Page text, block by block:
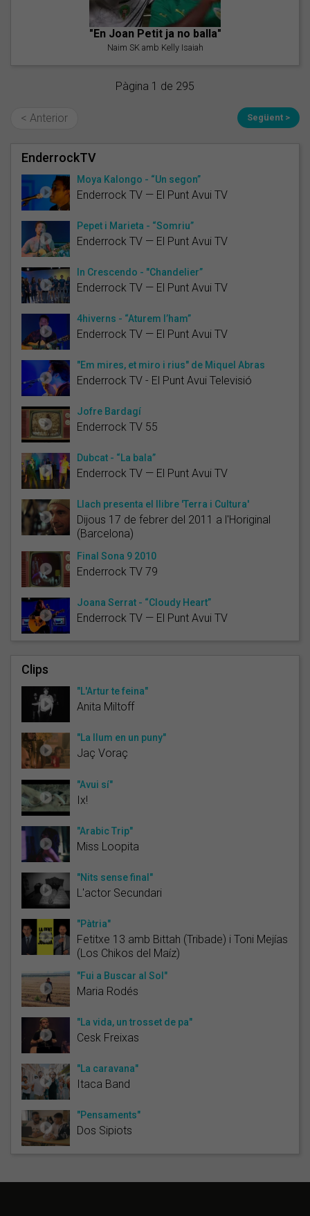
"En Joan Petit ja no balla"
Naim SK amb Kelly Isaiah
Pàgina 1 de 295
< Anterior Següent >
EnderrockTV
Moya Kalongo - “Un segon”
Enderrock TV — El Punt Avui TV
Pepet i Marieta - “Somriu”
Enderrock TV — El Punt Avui TV
In Crescendo - "Chandelier”
Enderrock TV — El Punt Avui TV
4hiverns - “Aturem l’ham”
Enderrock TV — El Punt Avui TV
"Em mires, et miro i rius" de Miquel Abras
Enderrock TV - El Punt Avui Televisió
Jofre Bardagí
Enderrock TV 55
Dubcat - “La bala”
Enderrock TV — El Punt Avui TV
Llach presenta el llibre 'Terra i Cultura'
Dijous 17 de febrer del 2011 a l'Horiginal
(Barcelona)
Final Sona 9 2010
Enderrock TV 79
Joana Serrat - “Cloudy Heart”
Enderrock TV — El Punt Avui TV
Clips
"L'Artur te feina"
Anita Miltoff
"La llum en un puny"
Jaç Voraç
"Avui sí"
Ix!
"Arabic Trip"
Miss Loopita
"Nits sense final"
L'actor Secundari
"Pàtria"
Fetitxe 13 amb Bittah (Tribade) i Toni Mejías
(Los Chikos del Maíz)
"Fui a Buscar al Sol"
Maria Rodés
"La vida, un trosset de pa"
Cesk Freixas
"La caravana"
Itaca Band
"Pensaments"
Dos Sipiots